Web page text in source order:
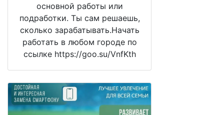
основной работы или
подработки. Ты сам решаешь,
сколько зарабатывать.Начать
работать в любом городе по
ссылке https://goo.su/VnfKth